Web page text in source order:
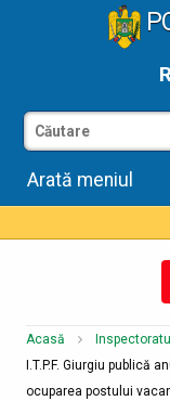
Arată meniul
Acasă
I.T.P.F. Giurgiu publică
ocuparea postului